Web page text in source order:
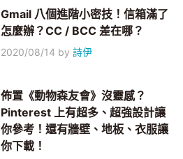
Gmail 八個進階小密技！信箱滿了
怎麼辦？CC / BCC 差在哪？
2020/08/14 by詩伊
佈置《動物森友會》沒靈感？
Pinterest 上有超多、超強設計讓
你參考！還有牆壁、地板、衣服讓
你下載！